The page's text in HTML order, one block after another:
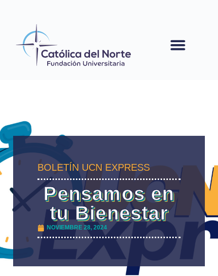
BOLETÍN UCN EXPRESS
Pensamos en
tu Bienestar
NOVIEMBRE 28, 2024